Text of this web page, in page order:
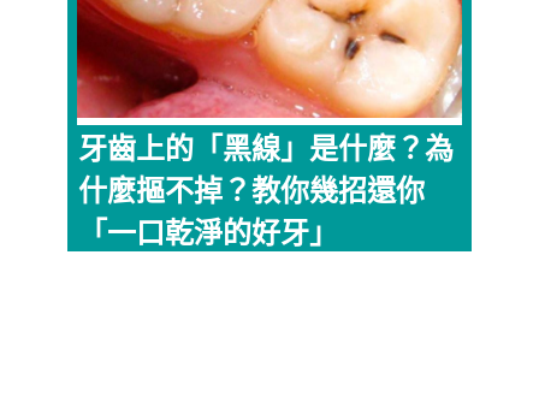
牙齒上的「黑線」是什麼？為
什麼摳不掉？教你幾招還你
「一口乾淨的好牙」